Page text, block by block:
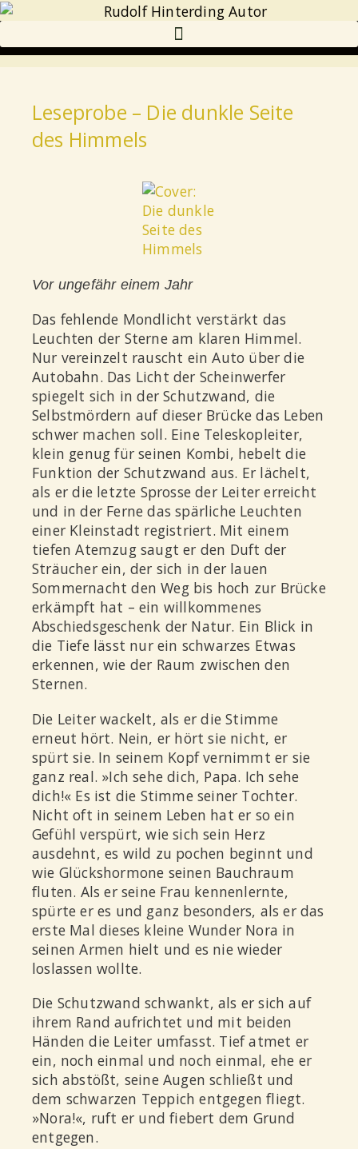
Leseprobe – Die dunkle Seite
des Himmels
Vor ungefähr einem Jahr
Das fehlende Mondlicht verstärkt das
Leuchten der Sterne am klaren Himmel.
Nur vereinzelt rauscht ein Auto über die
Autobahn. Das Licht der Scheinwerfer
spiegelt sich in der Schutzwand, die
Selbstmördern auf dieser Brücke das Leben
schwer machen soll. Eine Teleskopleiter,
klein genug für seinen Kombi, hebelt die
Funktion der Schutzwand aus. Er lächelt,
als er die letzte Sprosse der Leiter erreicht
und in der Ferne das spärliche Leuchten
einer Kleinstadt registriert. Mit einem
tiefen Atemzug saugt er den Duft der
Sträucher ein, der sich in der lauen
Sommernacht den Weg bis hoch zur Brücke
erkämpft hat – ein willkommenes
Abschiedsgeschenk der Natur. Ein Blick in
die Tiefe lässt nur ein schwarzes Etwas
erkennen, wie der Raum zwischen den
Sternen.
Die Leiter wackelt, als er die Stimme
erneut hört. Nein, er hört sie nicht, er
spürt sie. In seinem Kopf vernimmt er sie
ganz real. »Ich sehe dich, Papa. Ich sehe
dich!« Es ist die Stimme seiner Tochter.
Nicht oft in seinem Leben hat er so ein
Gefühl verspürt, wie sich sein Herz
ausdehnt, es wild zu pochen beginnt und
wie Glückshormone seinen Bauchraum
fluten. Als er seine Frau kennenlernte,
spürte er es und ganz besonders, als er das
erste Mal dieses kleine Wunder Nora in
seinen Armen hielt und es nie wieder
loslassen wollte.
Die Schutzwand schwankt, als er sich auf
ihrem Rand aufrichtet und mit beiden
Händen die Leiter umfasst. Tief atmet er
ein, noch einmal und noch einmal, ehe er
sich abstößt, seine Augen schließt und
dem schwarzen Teppich entgegen fliegt.
»Nora!«, ruft er und fiebert dem Grund
entgegen.